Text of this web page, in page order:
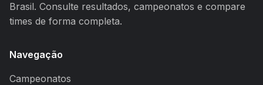
Brasil. Consulte resultados, campeonatos e compare
times de forma completa.
Navegação
Campeonatos